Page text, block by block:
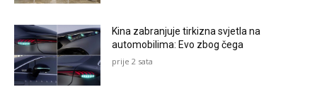
Kina zabranjuje tirkizna svjetla na
automobilima: Evo zbog čega
prije 2 sata